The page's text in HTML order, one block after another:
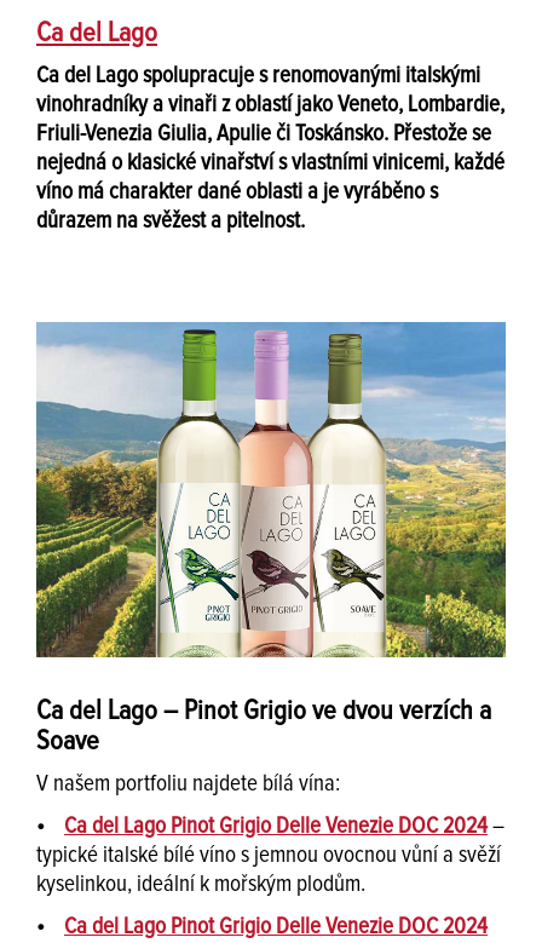
Ca del Lago
Ca del Lago spolupracuje s renomovanými italskými
vinohradníky a vinaři z oblastí jako Veneto, Lombardie,
Friuli-Venezia Giulia, Apulie či Toskánsko. Přestože se
nejedná o klasické vinařství s vlastními vinicemi, každé
víno má charakter dané oblasti a je vyráběno s
důrazem na svěžest a pitelnost.
Ca del Lago – Pinot Grigio ve dvou verzích a
Soave
V našem portfoliu najdete bílá vína:
• Ca del Lago Pinot Grigio Delle Venezie DOC 2024 –
typické italské bílé víno s jemnou ovocnou vůní a svěží
kyselinkou, ideální k mořským plodům.
• Ca del Lago Pinot Grigio Delle Venezie DOC 2024